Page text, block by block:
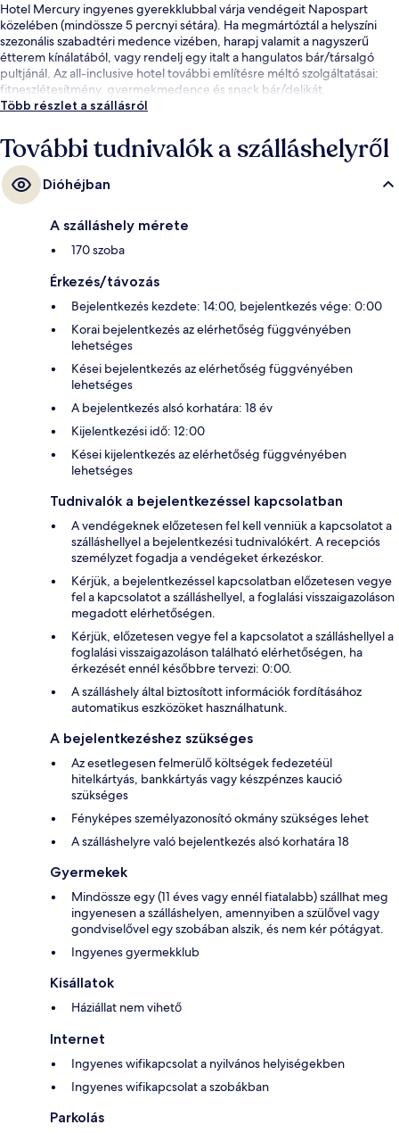
Hotel Mercury ingyenes gyerekklubbal várja vendégeit Napospart
közelében (mindössze 5 percnyi sétára). Ha megmártóztál a helyszíni
szezonális szabadtéri medence vizében, harapj valamit a nagyszerű
étterem kínálatából, vagy rendelj egy italt a hangulatos bár/társalgó
pultjánál. Az all-inclusive hotel további említésre méltó szolgáltatásai:
fitneszlétesítmény, gyermekmedence és snack bár/delikát.
Több részlet a szállásról
További tudnivalók a szálláshelyről
Dióhéjban
A szálláshely mérete
170 szoba
Érkezés/távozás
Bejelentkezés kezdete: 14:00, bejelentkezés vége: 0:00
Korai bejelentkezés az elérhetőség függvényében
lehetséges
Kései bejelentkezés az elérhetőség függvényében
lehetséges
A bejelentkezés alsó korhatára: 18 év
Kijelentkezési idő: 12:00
Kései kijelentkezés az elérhetőség függvényében
lehetséges
Tudnivalók a bejelentkezéssel kapcsolatban
A vendégeknek előzetesen fel kell venniük a kapcsolatot a
szálláshellyel a bejelentkezési tudnivalókért. A recepciós
személyzet fogadja a vendégeket érkezéskor.
Kérjük, a bejelentkezéssel kapcsolatban előzetesen vegye
fel a kapcsolatot a szálláshellyel, a foglalási visszaigazoláson
megadott elérhetőségen.
Kérjük, előzetesen vegye fel a kapcsolatot a szálláshellyel a
foglalási visszaigazoláson található elérhetőségen, ha
érkezését ennél későbbre tervezi: 0:00.
A szálláshely által biztosított információk fordításához
automatikus eszközöket használhatunk.
A bejelentkezéshez szükséges
Az esetlegesen felmerülő költségek fedezetéül
hitelkártyás, bankkártyás vagy készpénzes kaució
szükséges
Fényképes személyazonosító okmány szükséges lehet
A szálláshelyre való bejelentkezés alsó korhatára 18
Gyermekek
Mindössze egy (11 éves vagy ennél fiatalabb) szállhat meg
ingyenesen a szálláshelyen, amennyiben a szülővel vagy
gondviselővel egy szobában alszik, és nem kér pótágyat.
Ingyenes gyermekklub
Kisállatok
Háziállat nem vihető
Internet
Ingyenes wifikapcsolat a nyilvános helyiségekben
Ingyenes wifikapcsolat a szobákban
Parkolás